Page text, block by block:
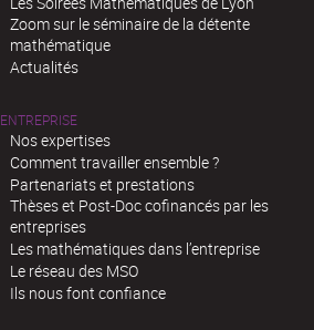
Zoom sur le séminaire de la détente
mathématique
Actualités
ENTREPRISE
Nos expertises
Comment travailler ensemble ?
Partenariats et prestations
Thèses et Post-Doc cofinancés par les
entreprises
Les mathématiques dans l’entreprise
Le réseau des MSO
Ils nous font confiance